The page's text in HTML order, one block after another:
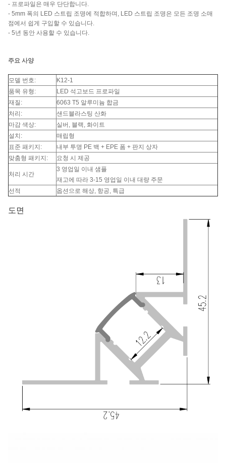
- 프로파일은 매우 단단합니다.
- 5mm 폭의 LED 스트립 조명에 적합하며, LED 스트립 조명은 모든 조명 소매
점에서 쉽게 구입할 수 있습니다.
- 5년 동안 사용할 수 있습니다.
주요 사양
모델 번호:
K12-1
품목 유형:
LED 석고보드 프로파일
재질:
6063 T5 알루미늄 합금
처리:
샌드블라스팅 산화
마감 색상:
실버, 블랙, 화이트
설치:
매립형
표준 패키지:
내부 투명 PE 백 + EPE 폼 + 판지 상자
맞춤형 패키지:
요청 시 제공
처리 시간
3 영업일 이내 샘플
재고에 따라 3-15 영업일 이내 대량 주문
선적
옵션으로 해상, 항공, 특급
도면